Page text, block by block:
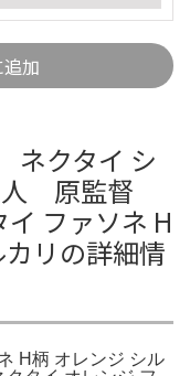
加
ネクタイ シ
原監督
イ ファソネ H
リの詳細情
H柄 オレンジ シル